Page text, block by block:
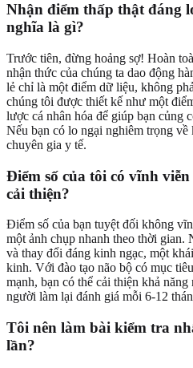
Nhận điểm thấp thật đáng
nghĩa là gì?
Trước tiên, đừng hoảng sợ! Hoàn
nhận thức của chúng ta dao động
lẻ chỉ là một điểm dữ liệu, không
chúng tôi được thiết kế như một
lược cá nhân hóa để giúp bạn củng
Nếu bạn có lo ngại nghiêm trọng về
chuyên gia y tế.
Điểm số của tôi có vĩnh
cải thiện?
Điểm số của bạn tuyệt đối không
một ảnh chụp nhanh theo thời gian.
và thay đổi đáng kinh ngạc, một
kinh. Với đào tạo não bộ có mục
mạnh, bạn có thể cải thiện khả
người làm lại đánh giá mỗi 6-12
Tôi nên làm bài kiểm tra
lần?